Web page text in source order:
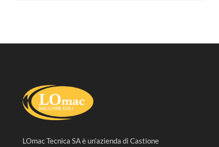
LOmac Tecnica SA è un’azienda di Castione